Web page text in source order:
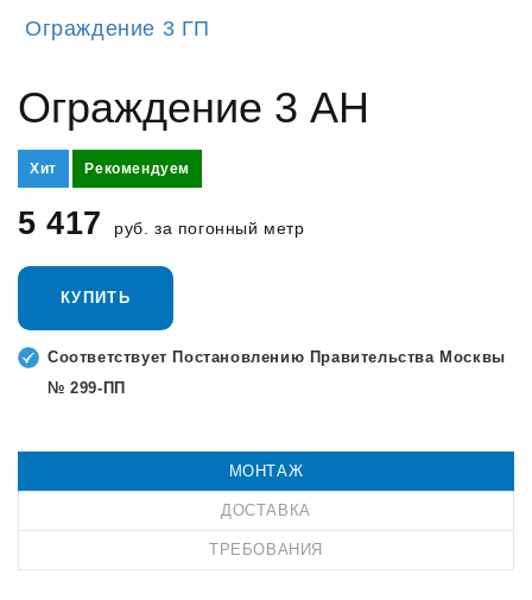
Ограждение 3 ГП
Ограждение 3 АН
Хит Рекомендуем
5 417 руб. за погонный метр
КУПИТЬ
Соответствует Постановлению Правительства Москвы
№ 299-ПП
МОНТАЖ
ДОСТАВКА
ТРЕБОВАНИЯ